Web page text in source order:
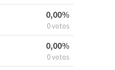
0,00%
0 votos
0,00%
0 votos